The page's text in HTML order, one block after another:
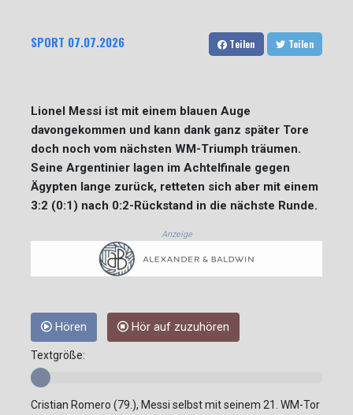
SPORT 07.07.2026 Teilen Teilen
Lionel Messi ist mit einem blauen Auge
davongekommen und kann dank ganz später Tore
doch noch vom nächsten WM-Triumph träumen.
Seine Argentinier lagen im Achtelfinale gegen
Ägypten lange zurück, retteten sich aber mit einem
3:2 (0:1) nach 0:2-Rückstand in die nächste Runde.
Anzeige
Hören Hör auf zuzuhören
Textgröße:
Cristian Romero (79.), Messi selbst mit seinem 21. WM-Tor